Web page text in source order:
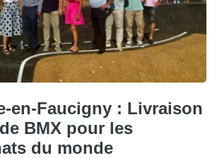
en-Faucigny : Livraison
BMX pour les
du monde